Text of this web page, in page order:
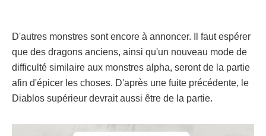
D'autres monstres sont encore à annoncer. Il faut espérer
que des dragons anciens, ainsi qu'un nouveau mode de
difficulté similaire aux monstres alpha, seront de la partie
afin d'épicer les choses. D'après une fuite précédente, le
Diablos supérieur devrait aussi être de la partie.